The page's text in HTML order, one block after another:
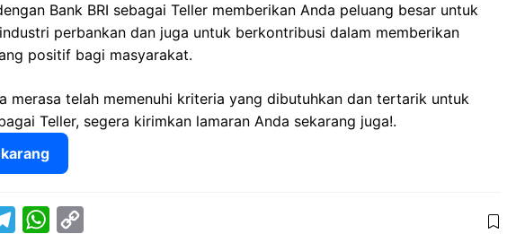
Bank BRI sebagai Teller memberikan Anda peluang besar untuk
perbankan dan juga untuk berkontribusi dalam memberikan
positif bagi masyarakat.
merasa telah memenuhi kriteria yang dibutuhkan dan tertarik untuk
Teller, segera kirimkan lamaran Anda sekarang juga!.
W